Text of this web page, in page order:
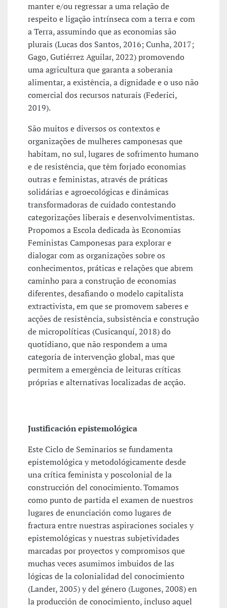
manter e/ou regressar a uma relação de
respeito e ligação intrínseca com a terra e com
a Terra, assumindo que as economias são
plurais (Lucas dos Santos, 2016; Cunha, 2017;
Gago, Gutiérrez Aguilar, 2022) promovendo
uma agricultura que garanta a soberania
alimentar, a existência, a dignidade e o uso não
comercial dos recursos naturais (Federici,
2019).
São muitos e diversos os contextos e
organizações de mulheres camponesas que
habitam, no sul, lugares de sofrimento humano
e de resistência, que têm forjado economias
outras e feministas, através de práticas
solidárias e agroecológicas e dinâmicas
transformadoras de cuidado contestando
categorizações liberais e desenvolvimentistas.
Propomos a Escola dedicada às Economias
Feministas Camponesas para explorar e
dialogar com as organizações sobre os
conhecimentos, práticas e relações que abrem
caminho para a construção de economias
diferentes, desafiando o modelo capitalista
extractivista, em que se promovem saberes e
acções de resistência, subsistência e construção
de micropolíticas (Cusicanquí, 2018) do
quotidiano, que não respondem a uma
categoria de intervenção global, mas que
permitem a emergência de leituras críticas
próprias e alternativas localizadas de acção.
Justificación epistemológica
Este Ciclo de Seminarios se fundamenta
epistemológica y metodológicamente desde
una crítica feminista y poscolonial de la
construcción del conocimiento. Tomamos
como punto de partida el examen de nuestros
lugares de enunciación como lugares de
fractura entre nuestras aspiraciones sociales y
epistemológicas y nuestras subjetividades
marcadas por proyectos y compromisos que
muchas veces asumimos imbuidos de las
lógicas de la colonialidad del conocimiento
(Lander, 2005) y del género (Lugones, 2008) en
la producción de conocimiento, incluso aquel